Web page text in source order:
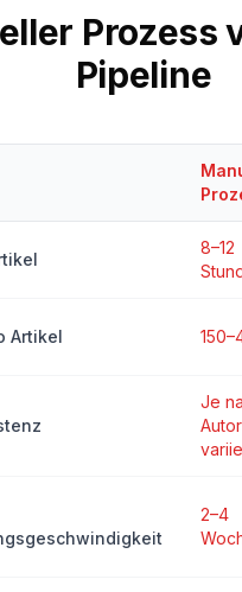
Prozess
Pipeline
8–12
Artikel
Je
Autor
2–4